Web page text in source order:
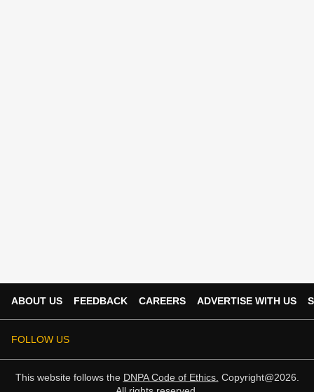
ABOUT US FEEDBACK CAREERS ADVERTISE WITH US
FOLLOW US
This website follows the DNPA Code of Ethics. Copyright@2026.